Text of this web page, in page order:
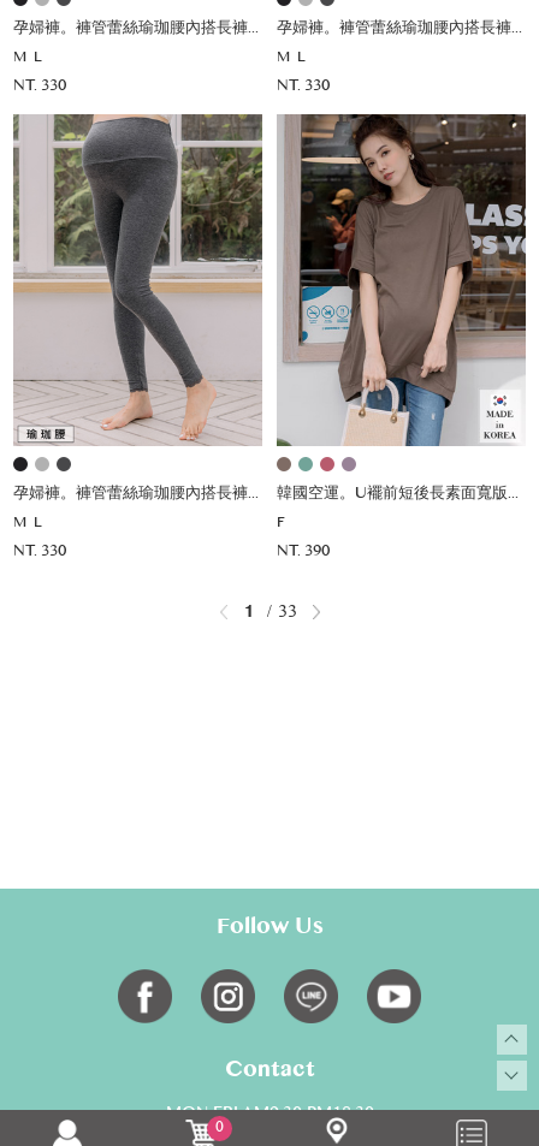
孕婦褲。褲管蕾絲瑜珈腰內搭長褲(薄)
M L
NT. 330
孕婦褲。褲管蕾絲瑜珈腰內搭長褲(薄)
M L
NT. 330
孕婦褲。褲管蕾絲瑜珈腰內搭長褲(薄)
M L
NT. 330
韓國空運。U襬前短後長素面寬版上衣
F
NT. 390
1 33
Follow Us
Contact
MON-FRI AM9:30-PM18:30
0